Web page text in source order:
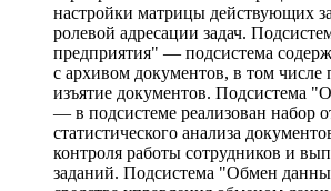
настройки матрицы действующих
ролевой адресации задач.
предприятия" — подсистема
с архивом документов, в том числе
изъятие документов. Подсистема
— в подсистеме реализован набор
статистического анализа
контроля работы сотрудников и
заданий. Подсистема "Обмен